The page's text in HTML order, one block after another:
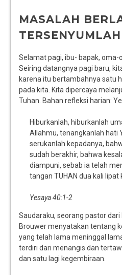
MASALAH
TERSENYUMLAH
Selamat pagi, ibu- bapak, oma-
Seiring datangnya pagi baru,
karena itu bertambahnya satu
pada kita. Kita dipercaya
Tuhan. Bahan refleksi harian:
Hiburkanlah, hiburkanlah
Allahmu, tenangkanlah hati
serukanlah kepadanya,
sudah berakhir, bahwa
diampuni, sebab ia telah
tangan TUHAN dua kali
Yesaya 40:1-2
Saudaraku, seorang pastor
Brouwer menyatakan tentang
yang telah lama meninggal
terdiri dari menangis dan
dan satu lagi kegembiraan.